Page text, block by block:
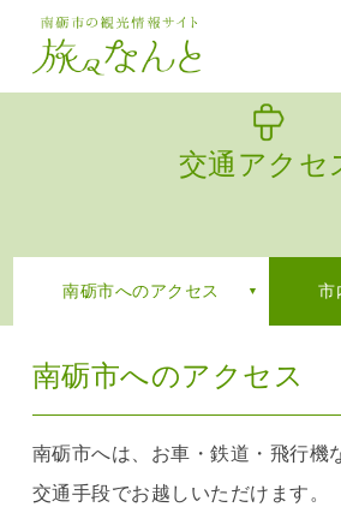
交通アクセ
南砺市へのアクセス 市
南砺市へのアクセス
南砺市へは、お車・鉄道・飛行機
交通手段でお越しいただけます。